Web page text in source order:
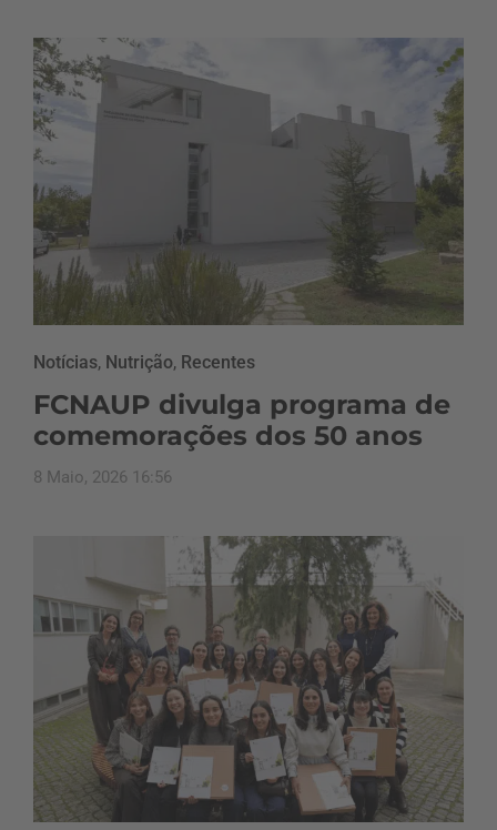
Notícias, Nutrição, Recentes
FCNAUP divulga programa de
comemorações dos 50 anos
8 Maio, 2026 16:56